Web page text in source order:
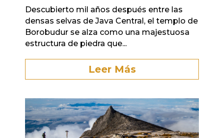
Descubierto mil años después entre las
densas selvas de Java Central, el templo de
Borobudur se alza como una majestuosa
estructura de piedra que...
Leer Más